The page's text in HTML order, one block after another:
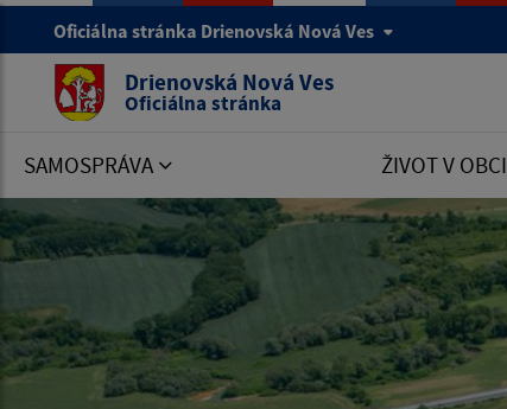
Oficiálna stránka Drienovská Nová Ves
Drienovská Nová Ves
Oficiálna stránka
SAMOSPRÁVA ŽIVOT V OBCI